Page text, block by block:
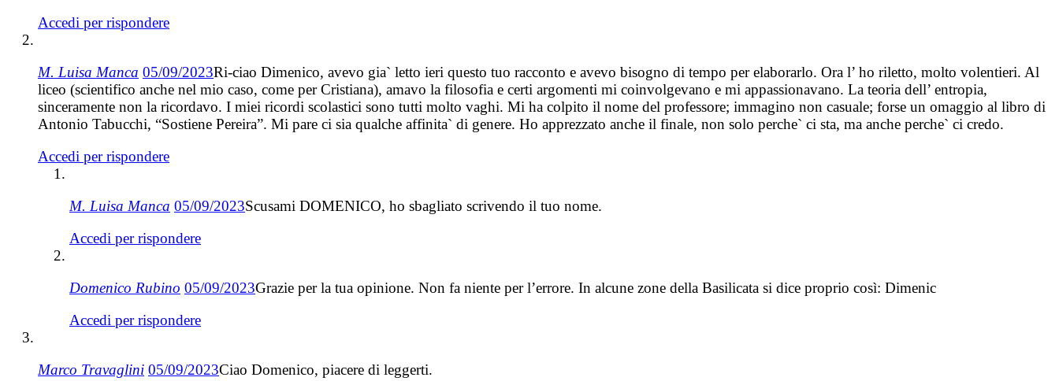
Accedi per rispondere
M. Luisa Manca 05/09/2023Ri-ciao Dimenico, avevo gia` letto ieri questo tuo racconto e avevo bisogno di tempo per elaborarlo. Ora l’ ho riletto, molto volentieri. Al
liceo (scientifico anche nel mio caso, come per Cristiana), amavo la filosofia e certi argomenti mi coinvolgevano e mi appassionavano. La teoria dell’ entropia,
sinceramente non la ricordavo. I miei ricordi scolastici sono tutti molto vaghi. Mi ha colpito il nome del professore; immagino non casuale; forse un omaggio al libro di
Antonio Tabucchi, “Sostiene Pereira”. Mi pare ci sia qualche affinita` di genere. Ho apprezzato anche il finale, non solo perche` ci sta, ma anche perche` ci credo.
Accedi per rispondere
M. Luisa Manca 05/09/2023Scusami DOMENICO, ho sbagliato scrivendo il tuo nome.
Accedi per rispondere
Domenico Rubino 05/09/2023Grazie per la tua opinione. Non fa niente per l’errore. In alcune zone della Basilicata si dice proprio così: Dimenic
Accedi per rispondere
Marco Travaglini 05/09/2023Ciao Domenico, piacere di leggerti.